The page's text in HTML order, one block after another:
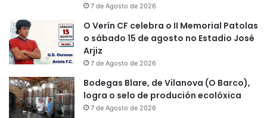
7 de Agosto de 2026
O Verín CF celebra o II Memorial Patolas
o sábado 15 de agosto no Estadio José
Arjiz
7 de Agosto de 2026
Bodegas Blare, de Vilanova (O Barco),
logra o selo de produción ecolóxica
7 de Agosto de 2026